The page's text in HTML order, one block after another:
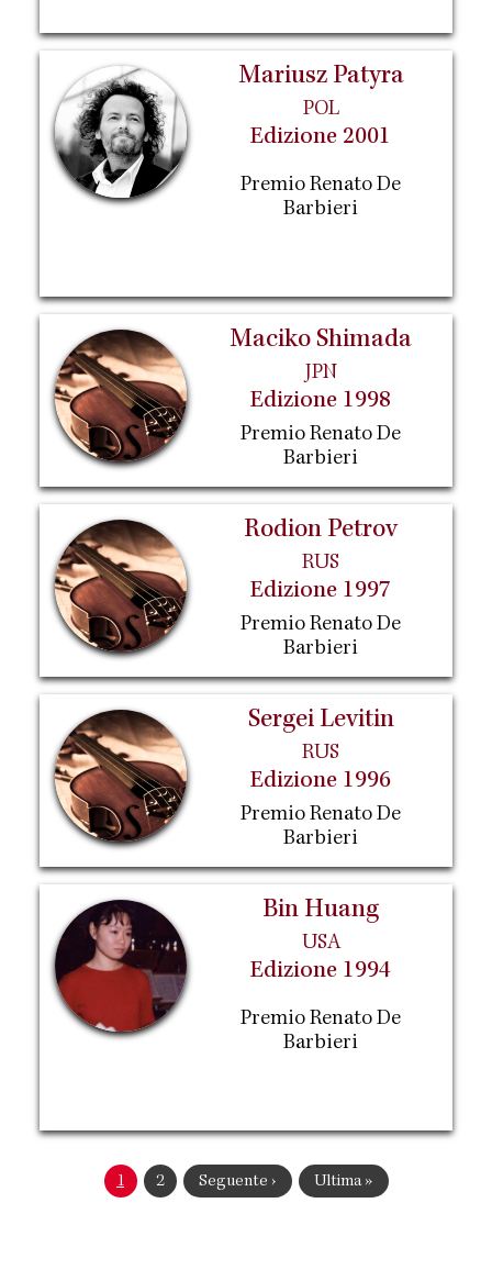
Mariusz Patyra
POL
Edizione 2001
Premio Renato De
Barbieri
Maciko Shimada
JPN
Edizione 1998
Premio Renato De
Barbieri
Rodion Petrov
RUS
Edizione 1997
Premio Renato De
Barbieri
Sergei Levitin
RUS
Edizione 1996
Premio Renato De
Barbieri
Bin Huang
USA
Edizione 1994
Premio Renato De
Barbieri
Pagina
1 Pagina
2
Pagina
Seguente ›
Ultima
Ultima »